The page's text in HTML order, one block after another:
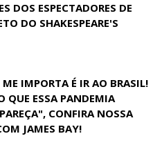
DOS ESPECTADORES DE
DO SHAKESPEARE'S
IMPORTA É IR AO BRASIL!
QUE ESSA PANDEMIA
CONFIRA NOSSA
JAMES BAY!